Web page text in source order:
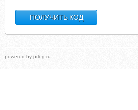
powered by prlog.ru